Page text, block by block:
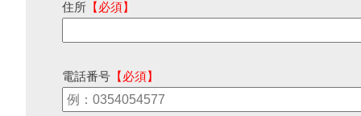
住所 【必須】
電話番号 【必須】